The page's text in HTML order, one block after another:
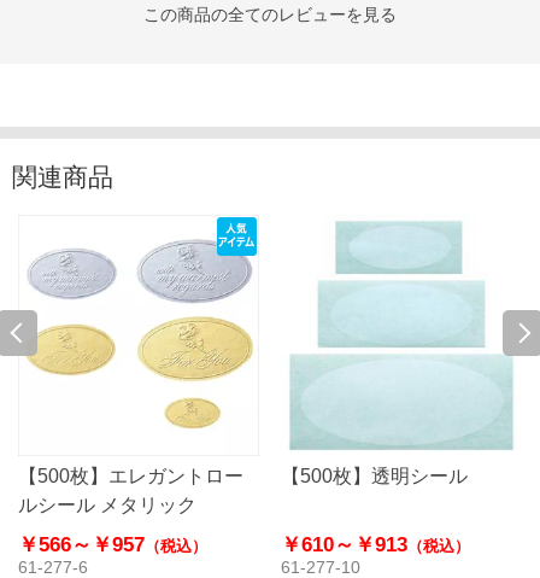
この商品の全てのレビューを見る
関連商品
【500枚】エレガントロー
ルシール メタリック
￥566～ ￥957 （税込）
61-277-6
【500枚】透明シール
￥610～ ￥913 （税込）
61-277-10